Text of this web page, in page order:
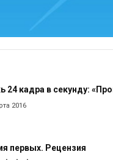
24 кадра в секунду:
2016
первых. Рецензия